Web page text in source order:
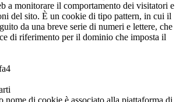
a monitorare il comportamento dei visitatori e
del sito. È un cookie di tipo pattern, in cui il
da una breve serie di numeri e lettere, che
di riferimento per il dominio che imposta il